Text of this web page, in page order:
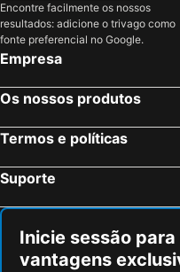
Encontre facilmente os nossos
resultados: adicione o trivago como
fonte preferencial no Google.
Empresa
Os nossos produtos
Termos e políticas
Suporte
Inicie sessão
vantagens